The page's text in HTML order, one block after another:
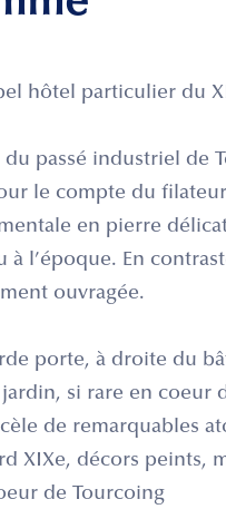
hôtel particulier du
du passé industriel de
le compte du
en pierre
à l’époque. En
ouvragée.
porte, à droite du
si rare en coeur
de remarquables
XIXe, décors peints,
de Tourcoing